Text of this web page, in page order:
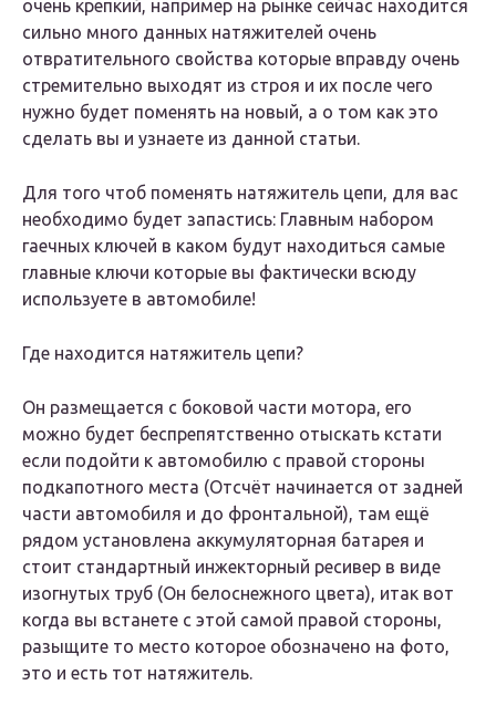
очень крепкий, например на рынке сейчас находится
сильно много данных натяжителей очень
отвратительного свойства которые вправду очень
стремительно выходят из строя и их после чего
нужно будет поменять на новый, а о том как это
сделать вы и узнаете из данной статьи.
Для того чтоб поменять натяжитель цепи, для вас
необходимо будет запастись: Главным набором
гаечных ключей в каком будут находиться самые
главные ключи которые вы фактически всюду
используете в автомобиле!
Где находится натяжитель цепи?
Он размещается с боковой части мотора, его
можно будет беспрепятственно отыскать кстати
если подойти к автомобилю с правой стороны
подкапотного места (Отсчёт начинается от задней
части автомобиля и до фронтальной), там ещё
рядом установлена аккумуляторная батарея и
стоит стандартный инжекторный ресивер в виде
изогнутых труб (Он белоснежного цвета), итак вот
когда вы встанете с этой самой правой стороны,
разыщите то место которое обозначено на фото,
это и есть тот натяжитель.